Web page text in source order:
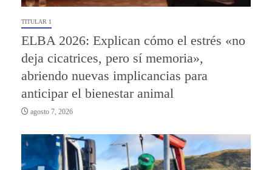
TITULAR 1
ELBA 2026: Explican cómo el estrés «no
deja cicatrices, pero sí memoria»,
abriendo nuevas implicancias para
anticipar el bienestar animal
agosto 7, 2026